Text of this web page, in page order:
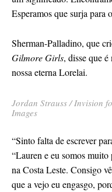
Esperamos que surja para
Sherman-Palladino, que
Gilmore Girls, disse que
nossa eterna Lorelai.
Jordan Strauss / Invision
Images
“Sinto falta de escrever
“Lauren e eu somos muito
na Costa Leste. Consigo
que a vejo eu engasgo,